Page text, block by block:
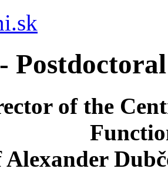
of the
Alexander